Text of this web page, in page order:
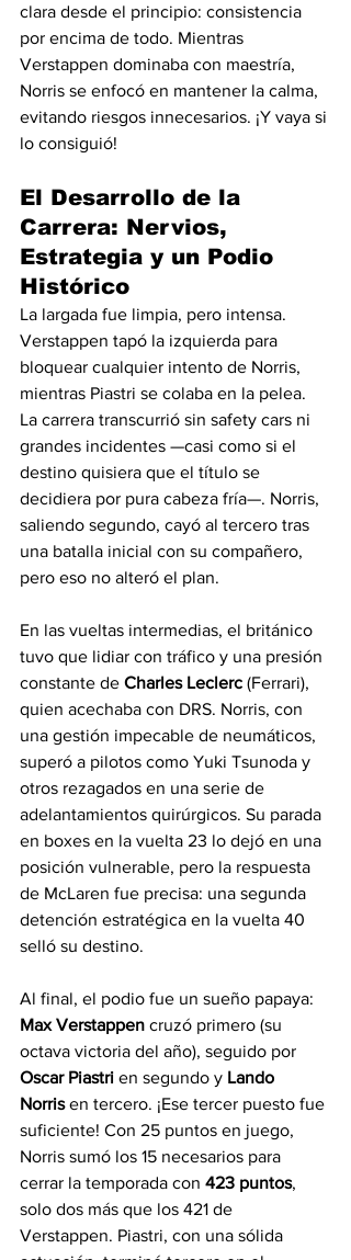
clara desde el principio: consistencia
por encima de todo. Mientras
Verstappen dominaba con maestría,
Norris se enfocó en mantener la calma,
evitando riesgos innecesarios. ¡Y vaya si
lo consiguió!
El Desarrollo de la
Carrera: Nervios,
Estrategia y un Podio
Histórico
La largada fue limpia, pero intensa.
Verstappen tapó la izquierda para
bloquear cualquier intento de Norris,
mientras Piastri se colaba en la pelea.
La carrera transcurrió sin safety cars ni
grandes incidentes —casi como si el
destino quisiera que el título se
decidiera por pura cabeza fría—. Norris,
saliendo segundo, cayó al tercero tras
una batalla inicial con su compañero,
pero eso no alteró el plan.
En las vueltas intermedias, el británico
tuvo que lidiar con tráfico y una presión
constante de Charles Leclerc (Ferrari),
quien acechaba con DRS. Norris, con
una gestión impecable de neumáticos,
superó a pilotos como Yuki Tsunoda y
otros rezagados en una serie de
adelantamientos quirúrgicos. Su parada
en boxes en la vuelta 23 lo dejó en una
posición vulnerable, pero la respuesta
de McLaren fue precisa: una segunda
detención estratégica en la vuelta 40
selló su destino.
Al final, el podio fue un sueño papaya:
Max Verstappen cruzó primero (su
octava victoria del año), seguido por
Oscar Piastri en segundo y Lando
Norris en tercero. ¡Ese tercer puesto fue
suficiente! Con 25 puntos en juego,
Norris sumó los 15 necesarios para
cerrar la temporada con 423 puntos,
solo dos más que los 421 de
Verstappen. Piastri, con una sólida